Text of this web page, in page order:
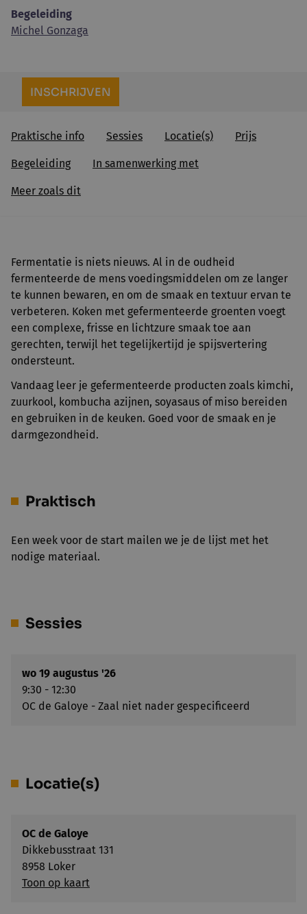
Begeleiding
Michel Gonzaga
INSCHRIJVEN
Praktische info Sessies Locatie(s) Prijs
Begeleiding In samenwerking met
Meer zoals dit
Fermentatie is niets nieuws. Al in de oudheid
fermenteerde de mens voedingsmiddelen om ze langer
te kunnen bewaren, en om de smaak en textuur ervan te
verbeteren. Koken met gefermenteerde groenten voegt
een complexe, frisse en lichtzure smaak toe aan
gerechten, terwijl het tegelijkertijd je spijsvertering
ondersteunt.
Vandaag leer je gefermenteerde producten zoals kimchi,
zuurkool, kombucha azijnen, soyasaus of miso bereiden
en gebruiken in de keuken. Goed voor de smaak en je
darmgezondheid.
Praktisch
Een week voor de start mailen we je de lijst met het
nodige materiaal.
Sessies
wo 19 augustus '26
9:30 - 12:30
OC de Galoye - Zaal niet nader gespecificeerd
Locatie(s)
OC de Galoye
Dikkebusstraat 131
8958 Loker
Toon op kaart